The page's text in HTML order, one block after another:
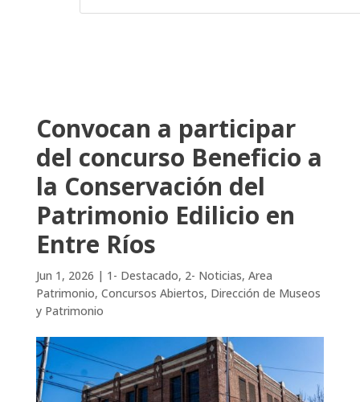
Convocan a participar
del concurso Beneficio a
la Conservación del
Patrimonio Edilicio en
Entre Ríos
Jun 1, 2026 | 1- Destacado, 2- Noticias, Area
Patrimonio, Concursos Abiertos, Dirección de Museos
y Patrimonio